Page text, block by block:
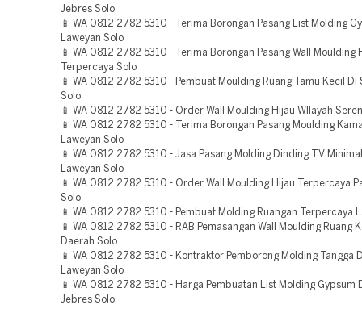
Jebres Solo
📱 WA 0812 2782 5310 - Terima Borongan Pasang List Molding
Laweyan Solo
📱 WA 0812 2782 5310 - Terima Borongan Pasang Wall Moulding
Terpercaya Solo
📱 WA 0812 2782 5310 - Pembuat Moulding Ruang Tamu Kecil Di
Solo
📱 WA 0812 2782 5310 - Order Wall Moulding Hijau WIlayah
📱 WA 0812 2782 5310 - Terima Borongan Pasang Moulding
Laweyan Solo
📱 WA 0812 2782 5310 - Jasa Pasang Molding Dinding TV
Laweyan Solo
📱 WA 0812 2782 5310 - Order Wall Moulding Hijau Terpercaya
Solo
📱 WA 0812 2782 5310 - Pembuat Molding Ruangan Terpercaya
📱 WA 0812 2782 5310 - RAB Pemasangan Wall Moulding Ruang
Daerah Solo
📱 WA 0812 2782 5310 - Kontraktor Pemborong Molding Tangga
Laweyan Solo
📱 WA 0812 2782 5310 - Harga Pembuatan List Molding Gypsum
Jebres Solo